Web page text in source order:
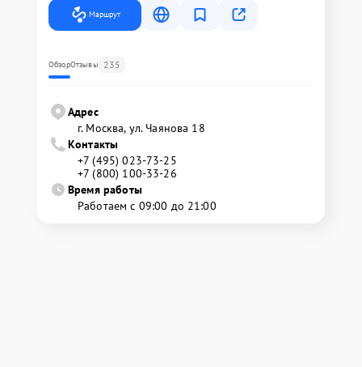
Маршрут
ОбзорОтзывы 235
Адрес
г. Москва, ул. Чаянова 18
Контакты
+7 (495) 023-73-25
+7 (800) 100-33-26
Время работы
Работаем с 09:00 до 21:00